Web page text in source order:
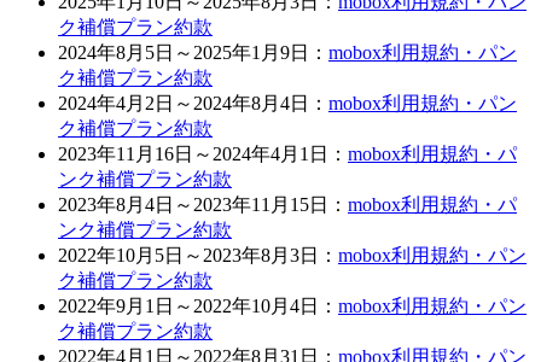
ク補償プラン約款
2024年8月5日～2025年1月9日： mobox利用規約・パン
ク補償プラン約款
2024年4月2日～2024年8月4日： mobox利用規約・パン
ク補償プラン約款
2023年11月16日～2024年4月1日： mobox利用規約・パ
ンク補償プラン約款
2023年8月4日～2023年11月15日： mobox利用規約・パ
ンク補償プラン約款
2022年10月5日～2023年8月3日： mobox利用規約・パン
ク補償プラン約款
2022年9月1日～2022年10月4日： mobox利用規約・パン
ク補償プラン約款
2022年4月1日～2022年8月31日： mobox利用規約・パン